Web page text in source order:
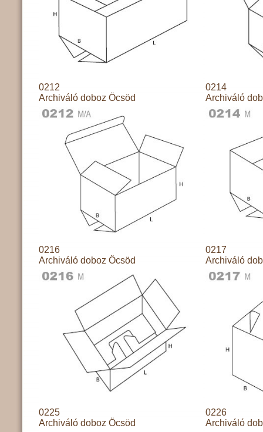
0212
Archiváló doboz Öcsöd
0214
Archiváló
0216
Archiváló doboz Öcsöd
0217
Archiváló
0225
Archiváló doboz Öcsöd
0226
Archiváló